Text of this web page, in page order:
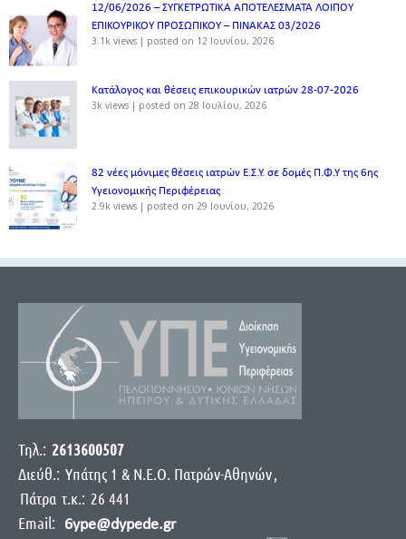
12/06/2026 – ΣΥΓΚΕΤΡΩΤΙΚΑ ΑΠΟΤΕΛΕΣΜΑΤΑ ΛΟΙΠΟΥ
ΕΠΙΚΟΥΡΙΚΟΥ ΠΡΟΣΩΠΙΚΟΥ – ΠΙΝΑΚΑΣ 03/2026
3.1k views | posted on 12 Ιουνίου, 2026
Κατάλογος και θέσεις επικουρικών ιατρών 28-07-2026
3k views | posted on 28 Ιουλίου, 2026
82 νέες μόνιμες θέσεις ιατρών Ε.Σ.Υ. σε δομές Π.Φ.Υ της 6ης
Υγειονομικής Περιφέρειας
2.9k views | posted on 29 Ιουνίου, 2026
Τηλ.: 2613600507
Διεύθ.: Yπάτης 1 & Ν.Ε.Ο. Πατρών-Αθηνών,
Πάτρα τ.κ.: 26 441
Email:
6ype@dypede.gr